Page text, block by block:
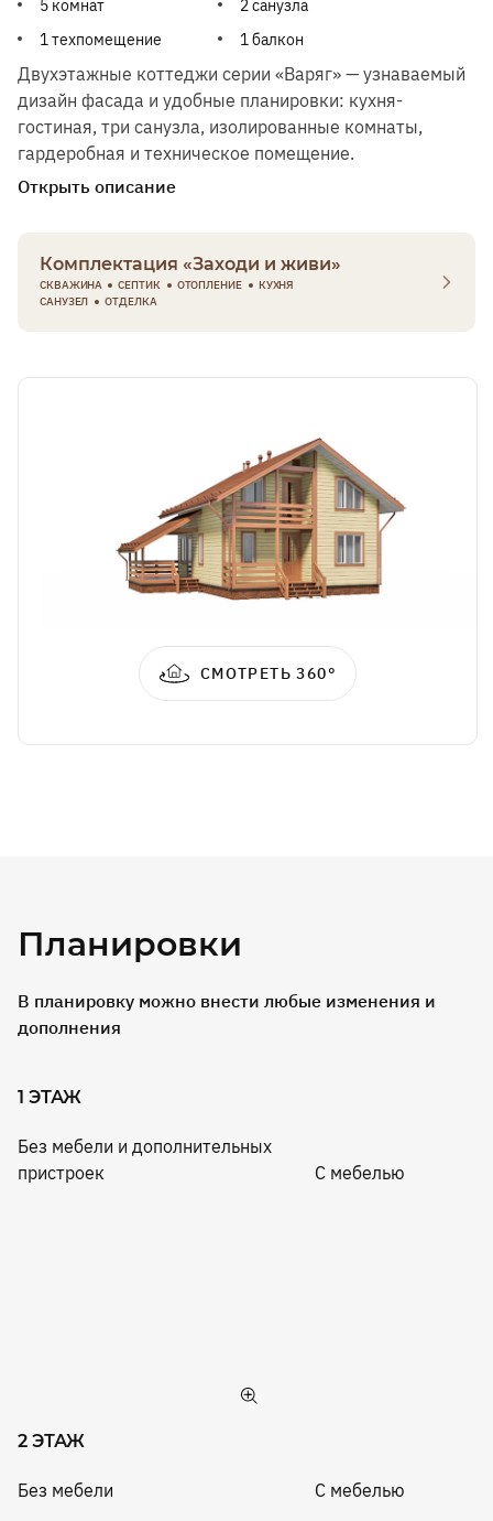
3,5х6 м
СМОТРЕТЬ 360°
Двухэтажные коттеджи серии «Варяг» — узнаваемый
дизайн фасада и удобные планировки: кухня-
гостиная, три санузла, изолированные комнаты,
гардеробная и техническое помещение.
Открыть описание
5 комнат
2 санузла
1 техпомещение
1 балкон
Комплектация «Заходи и живи»
СКВАЖИНА СЕПТИК ОТОПЛЕНИЕ
КУХНЯ
САНУЗЕЛ
ОТДЕЛКА
Планировки
В планировку можно внести любые изменения и
дополнения
1 ЭТАЖ
Без мебели и дополнительных
пристроек
С мебелью
2 ЭТАЖ
Без мебели С мебелью